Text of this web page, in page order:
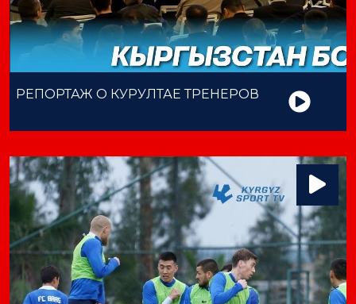
РЕПОРТАЖ О КУРУЛТАЕ ТРЕНЕРОВ